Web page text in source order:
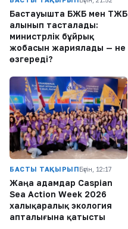
Бастауышта БЖБ мен ТЖБ
алынып тасталады:
министрлік бұйрық
жобасын жариялады — не
өзгереді?
БАСТЫ ТАҚЫРЫПБүгін, 12:17
Жаңа адамдар Caspian
Sea Action Week 2026
халықаралық экология
апталығына қатысты